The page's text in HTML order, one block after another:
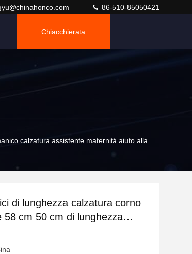
86-510-85050421
Chiacchierata
calzatura assistente maternità aiuto alla
di lunghezza calzatura corno
58 cm 50 cm di lunghezza
maternità aiuto alla